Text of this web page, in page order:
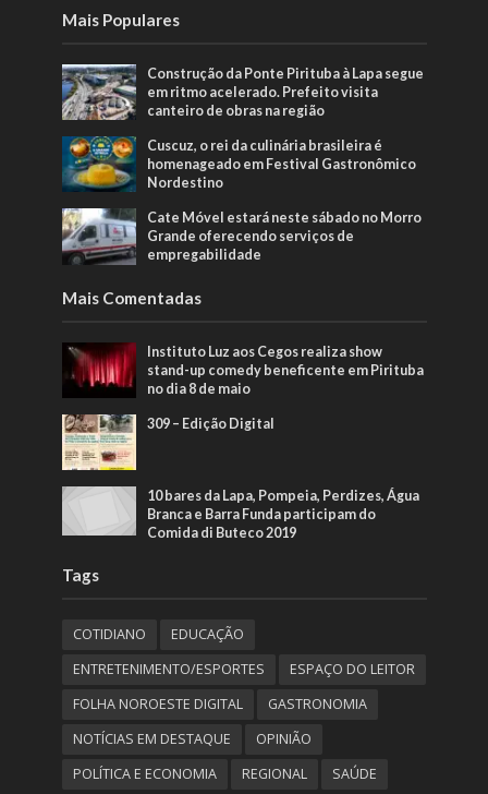
Mais Populares
Construção da Ponte Pirituba à Lapa segue
em ritmo acelerado. Prefeito visita
canteiro de obras na região
Cuscuz, o rei da culinária brasileira é
homenageado em Festival Gastronômico
Nordestino
Cate Móvel estará neste sábado no Morro
Grande oferecendo serviços de
empregabilidade
Mais Comentadas
Instituto Luz aos Cegos realiza show
stand-up comedy beneficente em Pirituba
no dia 8 de maio
309 – Edição Digital
10 bares da Lapa, Pompeia, Perdizes, Água
Branca e Barra Funda participam do
Comida di Buteco 2019
Tags
COTIDIANO
EDUCAÇÃO
ENTRETENIMENTO/ESPORTES
ESPAÇO DO LEITOR
FOLHA NOROESTE DIGITAL
GASTRONOMIA
NOTÍCIAS EM DESTAQUE
OPINIÃO
POLÍTICA E ECONOMIA
REGIONAL SAÚDE